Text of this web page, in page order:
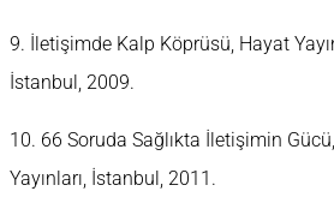
9. İletişimde Kalp Köprüsü, Hayat
İstanbul, 2009.
10. 66 Soruda Sağlıkta İletişimin
Yayınları, İstanbul, 2011.